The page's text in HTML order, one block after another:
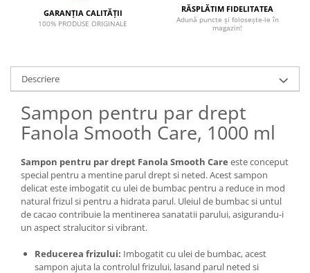
GARANȚIA CALITĂȚII
100% PRODUSE ORIGINALE
RĂSPLĂTIM FIDELITATEA
Adună puncte și folosește-le în
magazin!
Descriere
Sampon pentru par drept
Fanola Smooth Care, 1000 ml
Sampon pentru par drept Fanola Smooth Care este conceput
special pentru a mentine parul drept si neted. Acest sampon
delicat este imbogatit cu ulei de bumbac pentru a reduce in mod
natural frizul si pentru a hidrata parul. Uleiul de bumbac si untul
de cacao contribuie la mentinerea sanatatii parului, asigurandu-i
un aspect stralucitor si vibrant.
Reducerea frizului: Imbogatit cu ulei de bumbac, acest
sampon ajuta la controlul frizului, lasand parul neted si